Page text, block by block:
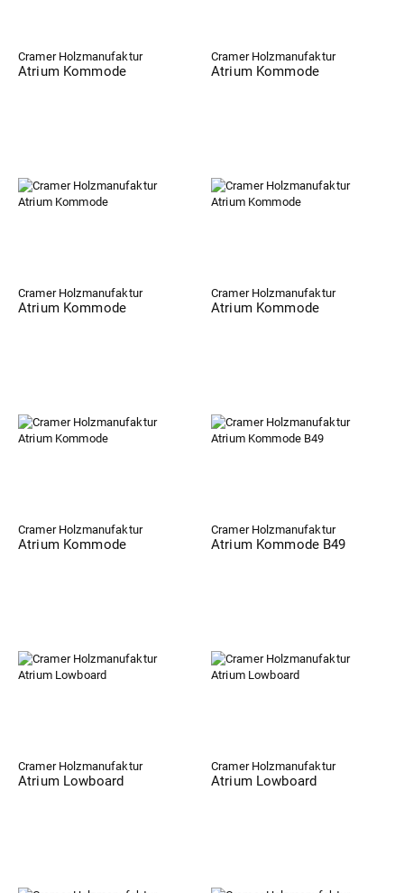
Cramer Holzmanufaktur
Atrium Kommode
Cramer Holzmanufaktur
Atrium Kommode
Cramer Holzmanufaktur
Atrium Kommode
Cramer Holzmanufaktur
Atrium Kommode
Cramer Holzmanufaktur
Atrium Kommode
Cramer Holzmanufaktur
Atrium Kommode B49
Cramer Holzmanufaktur
Atrium Lowboard
Cramer Holzmanufaktur
Atrium Lowboard